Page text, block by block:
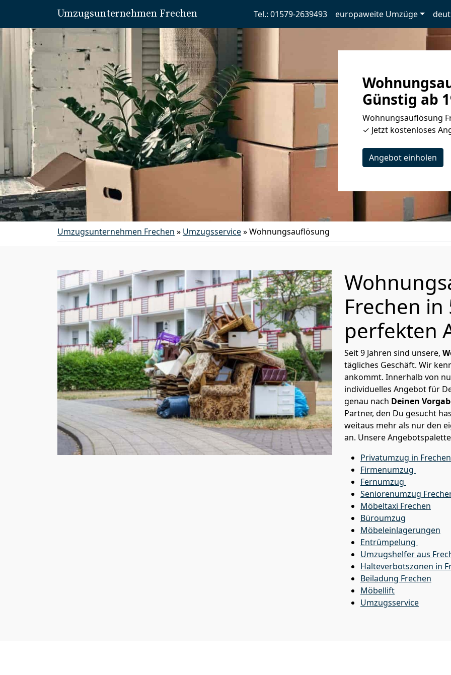
Umzugsunternehmen Frechen Tel.: 01579-2639493 europaweite Umzüge
Günstig ab
Wohnungsauflösung
✓ Jetzt kostenloses
Angebot einholen
Umzugsunternehmen Frechen » Umzugsservice»Wohnungsauflösung
Frechen
perfekten
Seit 9 Jahren sind unsere,
tägliches Geschäft. Wir
ankommt. Innerhalb von
individuelles Angebot für
genau nach Deinen
Partner, den Du gesucht
weitaus mehr als nur den
an. Unsere
Privatumzug in Frechen
Firmenumzug
Fernumzug
Seniorenumzug
Möbeltaxi Frechen
Büroumzug
Möbeleinlagerungen
Entrümpelung
Umzugshelfer aus
Halteverbotszonen in
Beiladung Frechen
Möbellift
Umzugsservice